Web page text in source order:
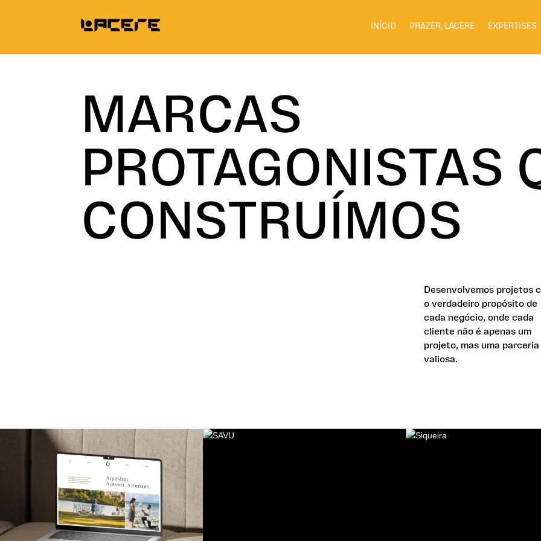
INÍCIO PRAZER, LACERE EXPERTISES
MARCAS
PROTAGONISTAS
CONSTRUÍMOS
Desenvolvemos projetos
o verdadeiro propósito de
cada negócio, onde cada
cliente não é apenas um
projeto, mas uma parceria
valiosa.